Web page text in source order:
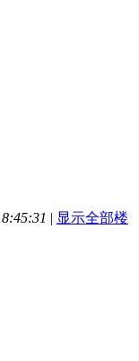
| 显示全部楼